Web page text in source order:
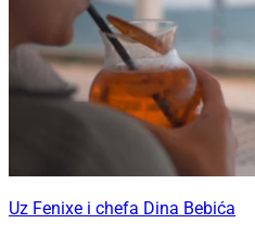
Uz Fenixe i chefa Dina Bebića